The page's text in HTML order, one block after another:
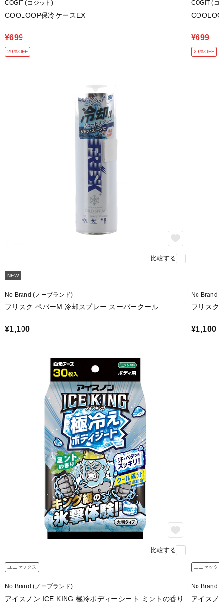
COGIT (コジット)
COOLOOP保冷ケースEX
¥699
29％OFF
COGIT (
¥699
29％OFF
比較する
NEW
No Brand (ノーブランド)
フリスク ペパーM 冷却スプレー スーパークール
¥1,100
No Brand
フリス
¥1,100
比較する
ユニセックス
No Brand (ノーブランド)
アイスノン ICE KING 極冷ボディーシート ミントの香り
ユニセック
No Brand
アイス